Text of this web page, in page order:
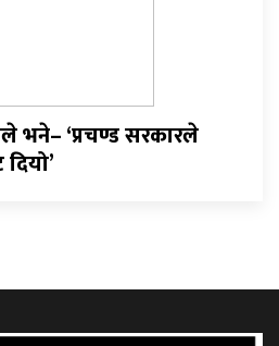
भने– ‘प्रचण्ड सरकारले